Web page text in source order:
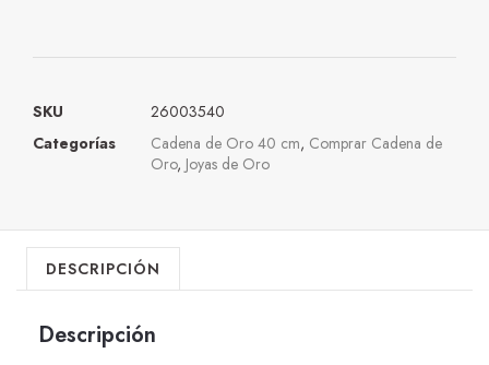
SKU
26003540
Categorías
Cadena de Oro 40 cm, Comprar Cadena de
Oro, Joyas de Oro
DESCRIPCIÓN
Descripción